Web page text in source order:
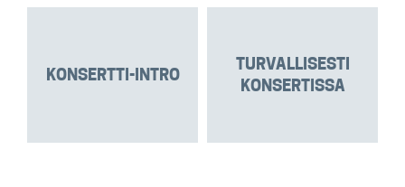
KONSERTTI-INTRO
TURVALLISESTI
KONSERTISSA